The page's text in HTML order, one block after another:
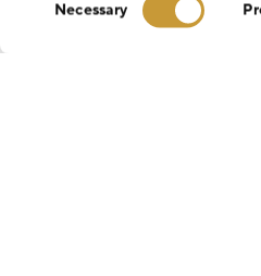
Necessary